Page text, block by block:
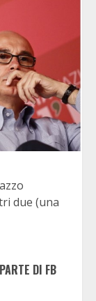
due (una
DI FB